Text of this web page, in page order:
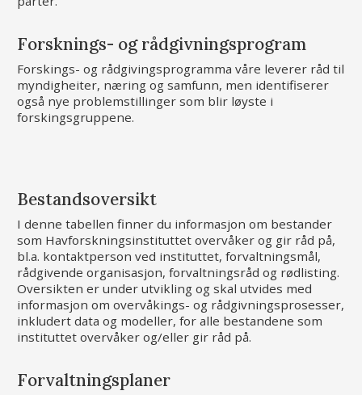
Forsknings- og rådgivningsprogram
Forskings- og rådgivingsprogramma våre leverer råd til
myndigheiter, næring og samfunn, men identifiserer
også nye problemstillinger som blir løyste i
forskingsgruppene.
Bestandsoversikt
I denne tabellen finner du informasjon om bestander
som Havforskningsinstituttet overvåker og gir råd på,
bl.a. kontaktperson ved instituttet, forvaltningsmål,
rådgivende organisasjon, forvaltningsråd og rødlisting.
Oversikten er under utvikling og skal utvides med
informasjon om overvåkings- og rådgivningsprosesser,
inkludert data og modeller, for alle bestandene som
instituttet overvåker og/eller gir råd på.
Forvaltningsplaner